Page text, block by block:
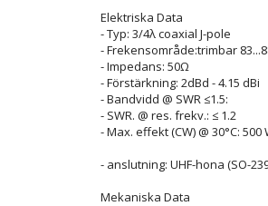
Elektriska Data
- Typ: 3/4λ coaxial J-pole
- Frekensområde:trimbar
- Impedans: 50Ω
- Förstärkning: 2dBd - 4.15 dBi
- Bandvidd @ SWR ≤1.5:
- SWR. @ res. frekv.: ≤ 1.2
- Max. effekt (CW) @ 30°C: 500
- anslutning: UHF-hona (SO-
Mekaniska Data